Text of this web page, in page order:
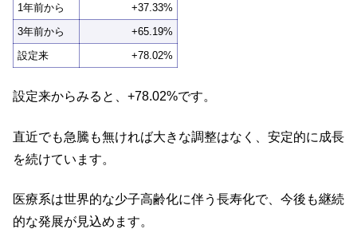
1年前から
+37.33%
3年前から
+65.19%
設定来
+78.02%
設定来からみると、+78.02%です。
直近でも急騰も無ければ大きな調整はなく、安定的に成長
を続けています。
医療系は世界的な少子高齢化に伴う長寿化で、今後も継続
的な発展が見込めます。